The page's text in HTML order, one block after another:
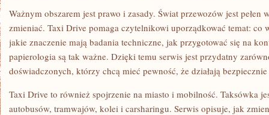
Ważnym obszarem jest prawo i zasady. Świat przewozów jest pełen
zmieniać. Taxi Drive pomaga czytelnikowi uporządkować temat: co
jakie znaczenie mają badania techniczne, jak przygotować się na
papierologia są tak ważne. Dzięki temu serwis jest przydatny
doświadczonych, którzy chcą mieć pewność, że działają
Taxi Drive to również spojrzenie na miasto i mobilność. Taksówka
autobusów, tramwajów, kolei i carsharingu. Serwis opisuje, jak